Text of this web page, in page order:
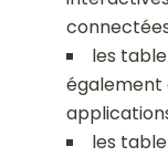
les
également
les